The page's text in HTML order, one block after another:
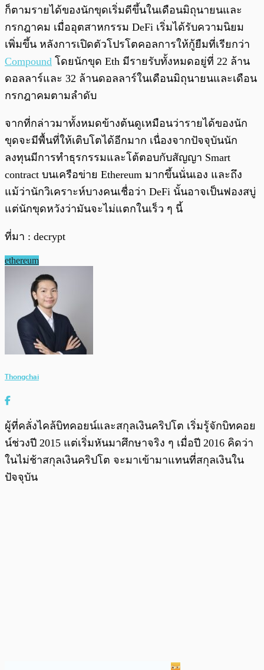
ก็ตามรายได้ของนักขุดเริ่มดีขึ้นในเดือนมิถุนายนและ
กรกฎาคม เมื่ออุตสาหกรรม DeFi เริ่มได้รับความนิยม
เพิ่มขึ้น หลังการเปิดตัวโปรโตคอลการให้กู้ยืมที่เรียกว่า
Compound โดยนักขุด Eth มีรายรับทั้งหมดอยู่ที่ 22 ล้าน
ดอลลาร์และ 32 ล้านดอลลาร์ในเดือนมิถุนายนและเดือน
กรกฎาคมตามลำดับ
จากที่กล่าวมาทั้งหมดข้างต้นดูเหมือนว่ารายได้ของนัก
ขุดจะมีพื้นที่ให้เติบโตได้อีกมาก เนื่องจากปัจจุบันนัก
ลงทุนมีการทำธุรกรรมและโต้ตอบกับสัญญา Smart
contract บนเครือข่าย Ethereum มากขึ้นนั่นเอง และถึง
แม้ว่านักวิเคราะห์บางคนเชื่อว่า DeFi นั้นอาจเป็นฟองสบู่
แต่นักขุดหวังว่ามันจะไม่แตกในเร็ว ๆ นี้
ที่มา : decrypt
ethereum
Thongchai
ผู้ที่คลั่งไคล้บิทคอยน์และสกุลเงินคริปโต เริ่มรู้จักบิทคอย
น์ช่วงปี 2015 แต่เริ่มหันมาศึกษาจริง ๆ เมื่อปี 2016 คิดว่า
ในไม่ช้าสกุลเงินคริปโต จะมาเข้ามาแทนที่สกุลเงินใน
ปัจจุบัน